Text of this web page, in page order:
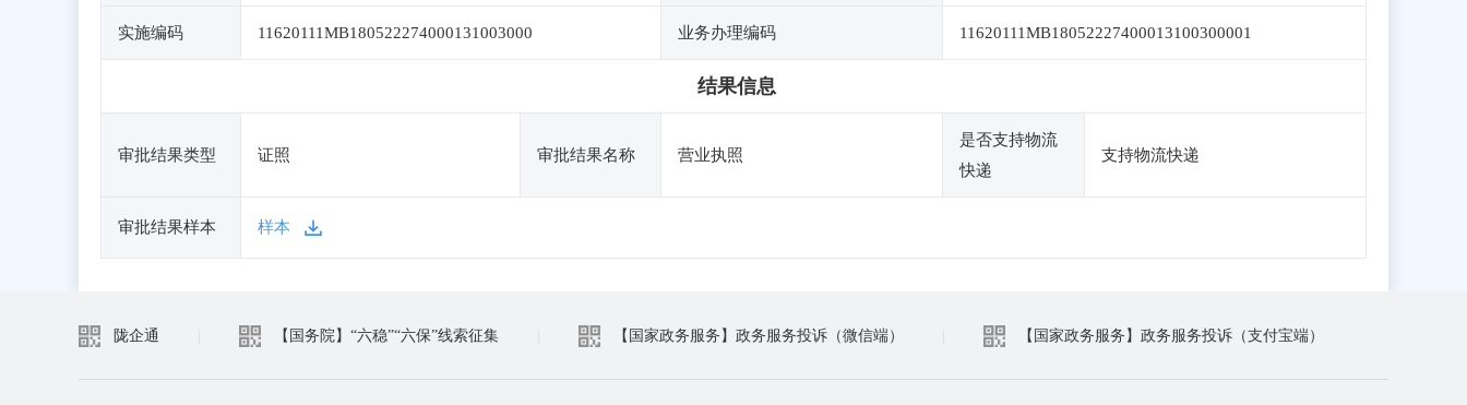
实施编码 11620111MB180522274000131003000 业务办理编码 11620111MB18052227400013100300001
结果信息
审批结果类型 证照 审批结果名称 营业执照
是否支持物流
快递
支持物流快递
审批结果样本 样本
陇企通 【国务院】“六稳”“六保”线索征集 【国家政务服务】政务服务投诉（微信端） 【国家政务服务】政务服务投诉（支付宝端）